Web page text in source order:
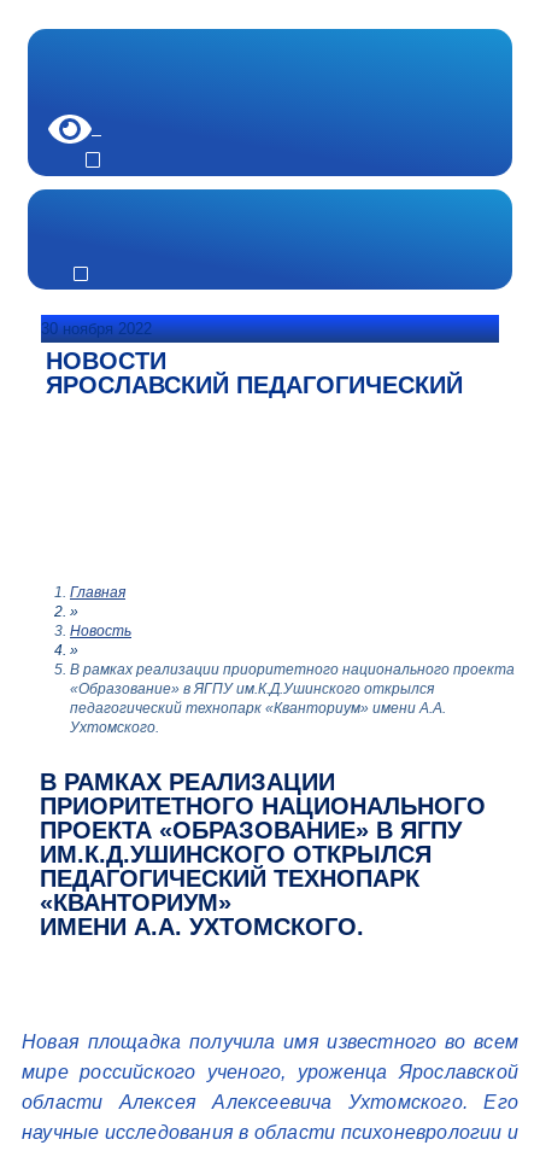
30 ноября 2022
НОВОСТИ
ЯРОСЛАВСКИЙ ПЕДАГОГИЧЕСКИЙ
Главная
»
Новость
»
В рамках реализации приоритетного национального проекта
«Образование» в ЯГПУ им.К.Д.Ушинского открылся
педагогический технопарк «Кванториум» имени А.А.
Ухтомского.
В РАМКАХ РЕАЛИЗАЦИИ
ПРИОРИТЕТНОГО НАЦИОНАЛЬНОГО
ПРОЕКТА «ОБРАЗОВАНИЕ» В ЯГПУ
ИМ.К.Д.УШИНСКОГО ОТКРЫЛСЯ
ПЕДАГОГИЧЕСКИЙ ТЕХНОПАРК
«КВАНТОРИУМ»
ИМЕНИ А.А. УХТОМСКОГО.
Новая площадка получила имя известного во всем
мире российского ученого, уроженца Ярославской
области Алексея Алексеевича Ухтомского. Его
научные исследования в области психоневрологии и